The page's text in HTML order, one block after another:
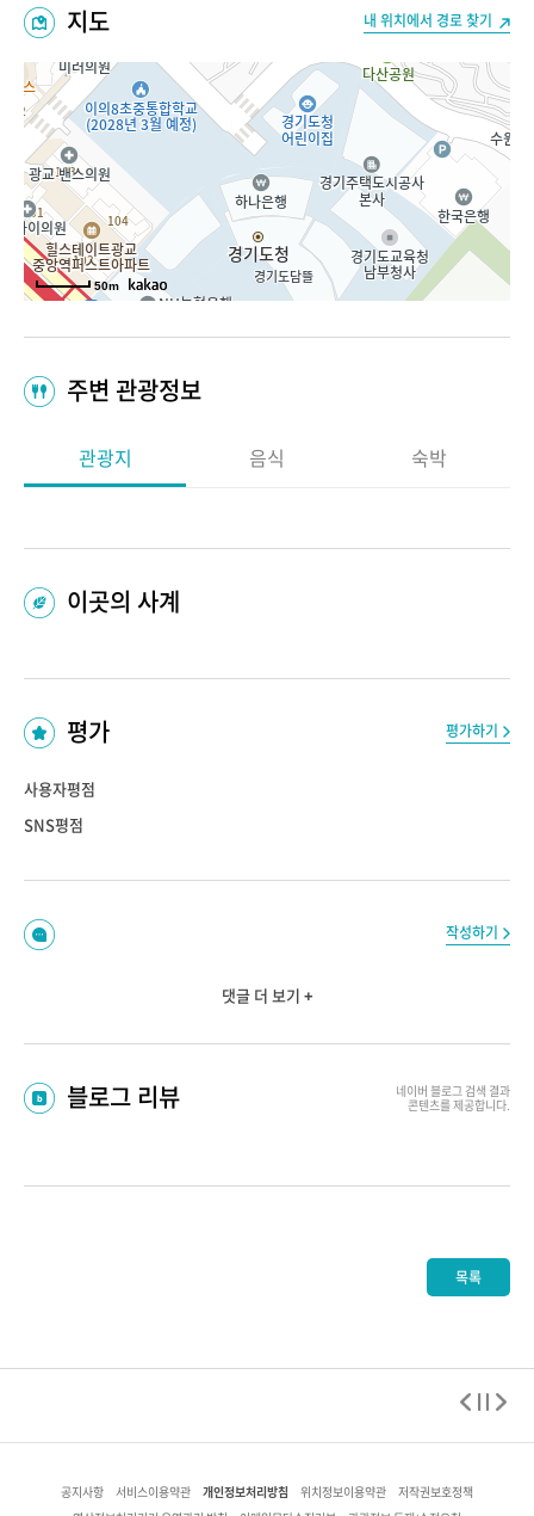
지도 내 위치에서 경로 찾기
50m
주변 관광정보
관광지 음식 숙박
이곳의 사계
평가 평가하기
사용자평점
SNS평점
작성하기
댓글 더 보기 +
블로그 리뷰 네이버 블로그 검색 결과
콘텐츠를 제공합니다.
목록
공지사항 서비스이용약관 개인정보처리방침 위치정보이용약관 저작권보호정책